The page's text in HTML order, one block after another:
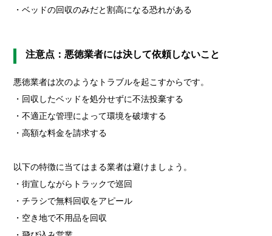
・ベッドの回収のみだと割高になる恐れがある
注意点：悪徳業者には決して依頼しないこと
悪徳業者は次のようなトラブルを起こすからです。
・回収したベッドを処分せずに不法投棄する
・不適正な管理によって環境を破壊する
・高額な料金を請求する
以下の特徴に当てはまる業者は避けましょう。
・街宣しながらトラックで巡回
・チラシで無料回収をアピール
・空き地で不用品を回収